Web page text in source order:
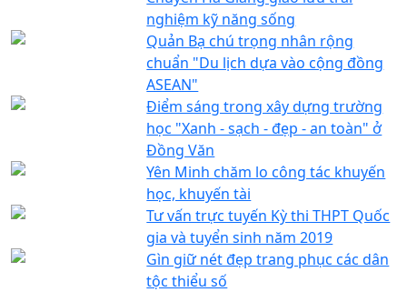
nghiệm kỹ năng sống
Quản Bạ chú trọng nhân rộng
chuẩn "Du lịch dựa vào cộng đồng
ASEAN"
Điểm sáng trong xây dựng trường
học "Xanh - sạch - đẹp - an toàn" ở
Đồng Văn
Yên Minh chăm lo công tác khuyến
học, khuyến tài
Tư vấn trực tuyến Kỳ thi THPT Quốc
gia và tuyển sinh năm 2019
Gìn giữ nét đẹp trang phục các dân
tộc thiểu số